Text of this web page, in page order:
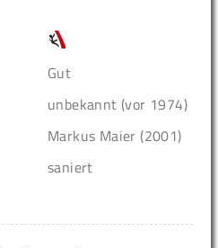
Gut
unbekannt (vor 1974)
Markus Maier (2001)
saniert